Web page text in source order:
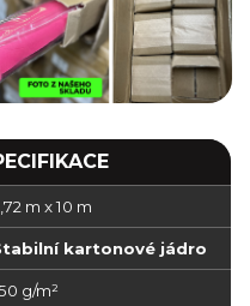
m x 10 m
kartonové jádro
g/m²